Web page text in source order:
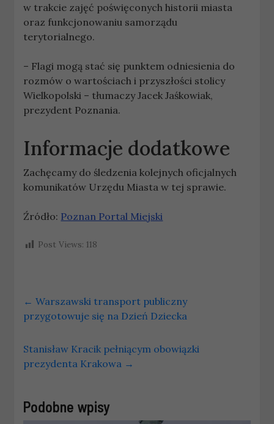
w trakcie zajęć poświęconych historii miasta
oraz funkcjonowaniu samorządu
terytorialnego.
– Flagi mogą stać się punktem odniesienia do
rozmów o wartościach i przyszłości stolicy
Wielkopolski – tłumaczy Jacek Jaśkowiak,
prezydent Poznania.
Informacje dodatkowe
Zachęcamy do śledzenia kolejnych oficjalnych
komunikatów Urzędu Miasta w tej sprawie.
Źródło: Poznan Portal Miejski
Post Views: 118
← Warszawski transport publiczny
przygotowuje się na Dzień Dziecka
Stanisław Kracik pełniącym obowiązki
prezydenta Krakowa →
Podobne wpisy